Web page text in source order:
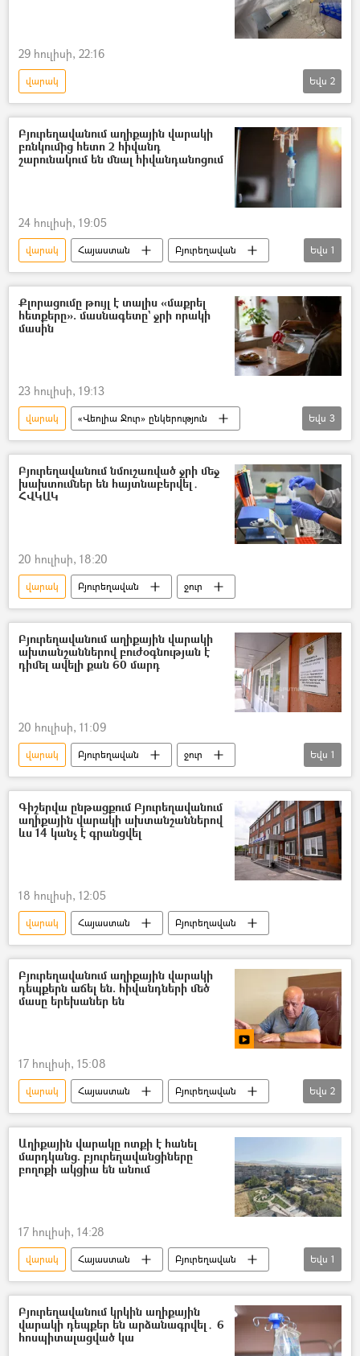
29 հուլիսի, 22:16
վարակ
Հիվանդությունների վերահսկման և կանխարգելման ազգային կենտրոն
թունավորում
Եվս 2
Բյուրեղավանում աղիքային վարակի
բռնկումից հետո 2 հիվանդ
շարունակում են մնալ հիվանդանոցում
24 հուլիսի, 19:05
վարակ Հայաստան
Բյուրեղավան
հիվանդ
Եվս 1
Քլորացումը թույլ է տալիս «մաքրել
հետքերը». մասնագետը` ջրի որակի
մասին
23 հուլիսի, 19:13
վարակ
«Վեոլիա Ջուր» ընկերություն
լաբորատորիա
ջուր Բյուրեղավան
Եվս 3
Բյուրեղավանում նմուշառված ջրի մեջ
խախտումներ են հայտնաբերվել․
ՀՎԿԱԿ
20 հուլիսի, 18:20
վարակ Բյուրեղավան ջուր
Բյուրեղավանում աղիքային վարակի
ախտանշաններով բուժօգնության է
դիմել ավելի քան 60 մարդ
20 հուլիսի, 11:09
վարակ Բյուրեղավան
ջուր
«Վեոլիա Ջուր» ընկերություն
Եվս 1
Գիշերվա ընթացքում Բյուրեղավանում
աղիքային վարակի ախտանշաններով
ևս 14 կանչ է գրանցվել
18 հուլիսի, 12:05
վարակ Հայաստան Բյուրեղավան
Բյուրեղավանում աղիքային վարակի
դեպքերն աճել են. հիվանդների մեծ
մասը երեխաներ են
17 հուլիսի, 15:08
վարակ Հայաստան
Բյուրեղավան
տեսանյութ
Տեսանյութեր
Եվս 2
Աղիքային վարակը ոտքի է հանել
մարդկանց. բյուրեղավանցիները
բողոքի ակցիա են անում
17 հուլիսի, 14:28
վարակ Հայաստան
Բյուրեղավան
Բողոքի ակցիա
Եվս 1
Բյուրեղավանում կրկին աղիքային
վարակի դեպքեր են արձանագրվել․ 6
հոսպիտալացված կա